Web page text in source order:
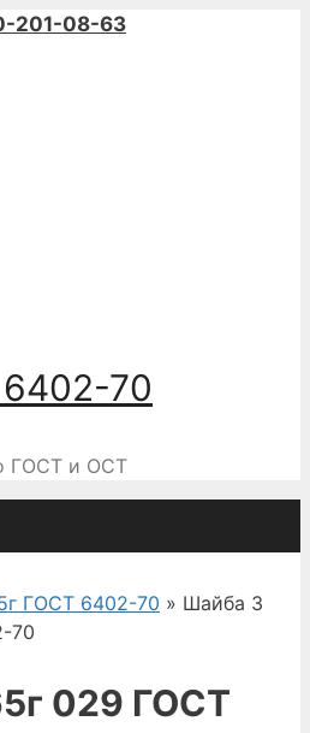
201-08-63
6402-70
ГОСТ и ОСТ
ГОСТ 6402-70 » Шайба 3
70
029 ГОСТ